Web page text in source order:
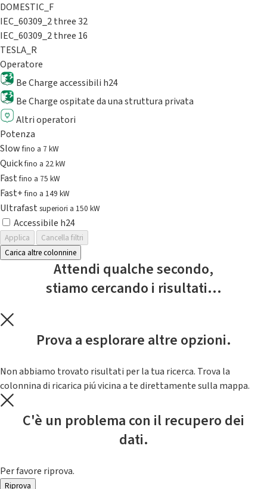
DOMESTIC_F
IEC_60309_2 three 32
IEC_60309_2 three 16
TESLA_R
Operatore
Be Charge accessibili h24
Be Charge ospitate da una struttura privata
Altri operatori
Potenza
Slowfino a 7 kW
Quickfino a 22 kW
Fastfino a 75 kW
Fast+fino a 149 kW
Ultrafast superiori a 150 kW
Accessibile h24
Applica
Cancella filtri
Carica altre colonnine
Attendi qualche secondo,
stiamo cercando i risultati...
Prova a esplorare altre opzioni.
Non abbiamo trovato risultati per la tua ricerca. Trova la
colonnina di ricarica piú vicina a te direttamente sulla mappa.
C'è un problema con il recupero dei
dati.
Per favore riprova.
Riprova